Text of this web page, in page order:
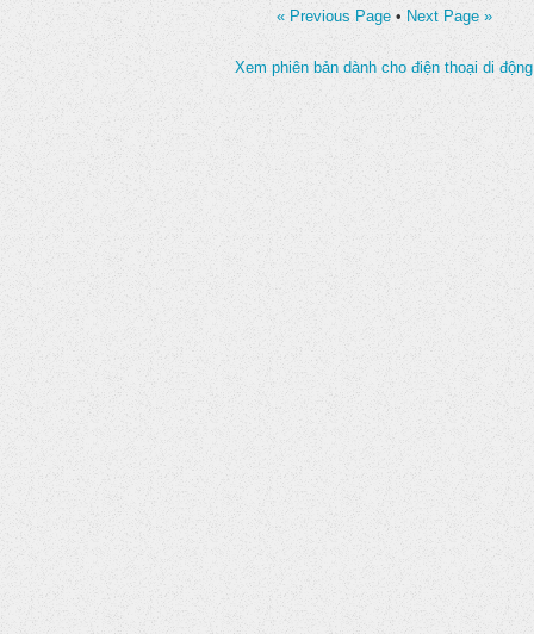
« Previous Page • Next Page »
Xem phiên bản dành cho điện thoại di động